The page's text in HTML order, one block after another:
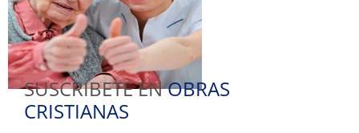
SUSCRIBETE ENOBRAS
CRISTIANAS